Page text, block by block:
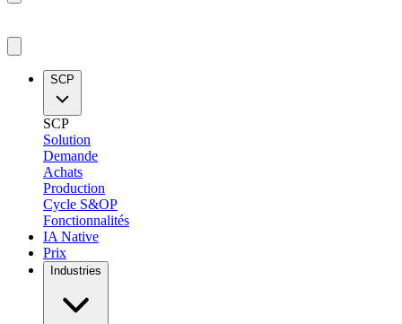
SCP
SCP
Solution
Demande
Achats
Production
Cycle S&OP
Fonctionnalités
IA Native
Prix
Industries